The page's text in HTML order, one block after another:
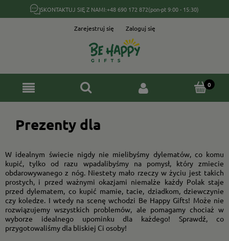
SKONTAKTUJ SIĘ Z NAMI:+48 690 172 872(pon-pt 9:00 - 15:30)
Zarejestruj się Zaloguj się
Prezenty dla
W idealnym świecie nigdy nie mielibyśmy dylematów, co komu
kupić, tylko od razu wpadalibyśmy na pomysł, który zmiecie
obdarowywanego z nóg. Niestety mało rzeczy w życiu jest takich
prostych, i przed ważnymi okazjami niemalże każdy Polak staje
przed dylematem, co kupić mamie, tacie, dziadkom, dziewczynie
czy koledze. I wtedy na scenę wchodzi Be Happy Gifts! Może nie
rozwiązujemy wszystkich problemów, ale pomagamy chociaż w
wyborze idealnego upominku dla każdego! Sprawdź, co
przygotowaliśmy dla bliskiej Ci osoby!